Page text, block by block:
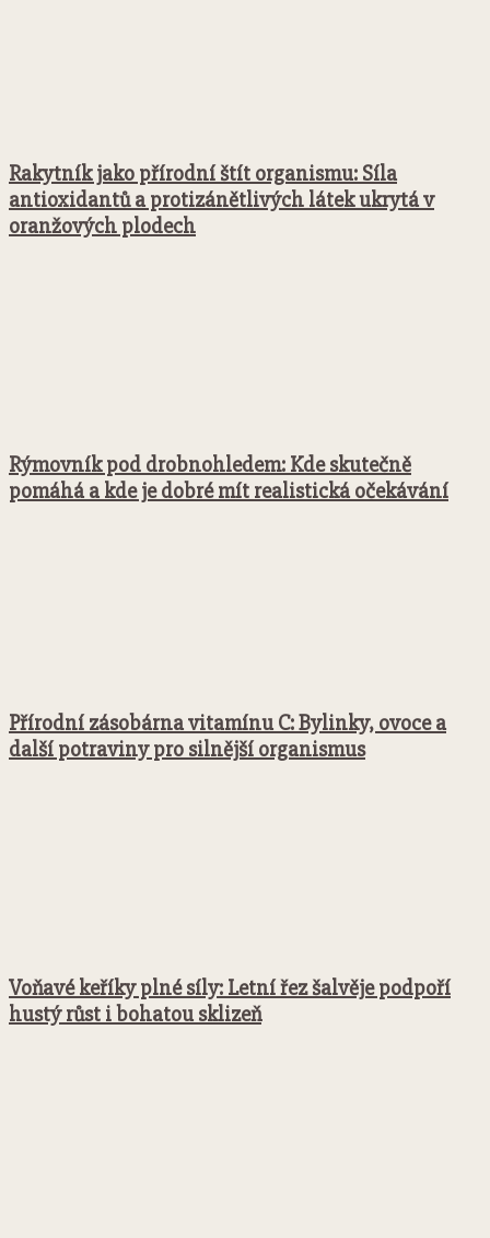
Rakytník jako přírodní štít organismu: Síla
antioxidantů a protizánětlivých látek ukrytá v
oranžových plodech
Rýmovník pod drobnohledem: Kde skutečně
pomáhá a kde je dobré mít realistická očekávání
Přírodní zásobárna vitamínu C: Bylinky, ovoce a
další potraviny pro silnější organismus
Voňavé keříky plné síly: Letní řez šalvěje podpoří
hustý růst i bohatou sklizeň